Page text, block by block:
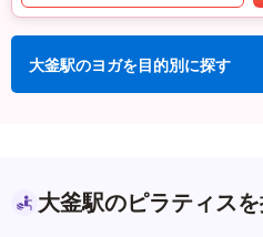
大釜駅のヨガを目的別に探す
大釜駅のピラティス